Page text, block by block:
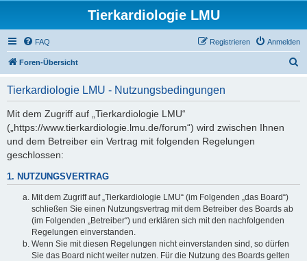
Tierkardiologie LMU
FAQ Anmelden
Registrieren
Foren-Übersicht
Tierkardiologie LMU - Nutzungsbedingungen
Mit dem Zugriff auf „Tierkardiologie LMU“
(„https://www.tierkardiologie.lmu.de/forum“) wird zwischen Ihnen
und dem Betreiber ein Vertrag mit folgenden Regelungen
geschlossen:
1. NUTZUNGSVERTRAG
Mit dem Zugriff auf „Tierkardiologie LMU“ (im Folgenden „das Board“)
schließen Sie einen Nutzungsvertrag mit dem Betreiber des Boards ab
(im Folgenden „Betreiber“) und erklären sich mit den nachfolgenden
Regelungen einverstanden.
Wenn Sie mit diesen Regelungen nicht einverstanden sind, so dürfen
Sie das Board nicht weiter nutzen. Für die Nutzung des Boards gelten